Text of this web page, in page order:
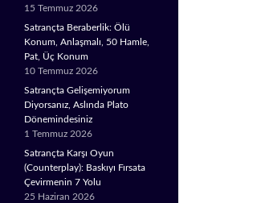
15 Temmuz 2026
Satrançta Beraberlik: Ölü
Konum, Anlaşmalı, 50 Hamle,
Pat, Üç Konum
10 Temmuz 2026
Satrançta Gelişemiyorum
Diyorsanız, Aslında Plato
Dönemindesiniz
1 Temmuz 2026
Satrançta Karşı Oyun
(Counterplay): Baskıyı Fırsata
Çevirmenin 7 Yolu
25 Haziran 2026